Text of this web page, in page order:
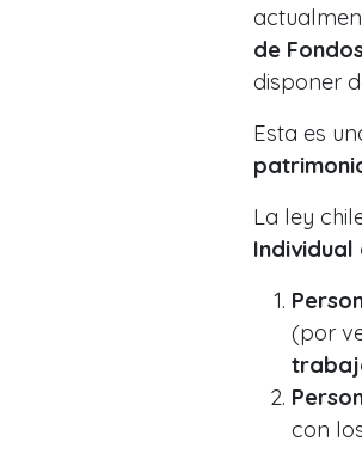
de
disponer
Esta es
La ley
Individual
(por
con